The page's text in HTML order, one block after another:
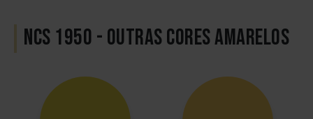
NCS 1950 - OUTRAS CORES AMARELOS